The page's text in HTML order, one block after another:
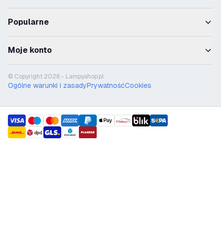
Popularne
Moje konto
© Copyright 2026 - Lampyshop.pl
Ogólne warunki i zasadyPrywatnośćCookies
payment methods
shipment methods